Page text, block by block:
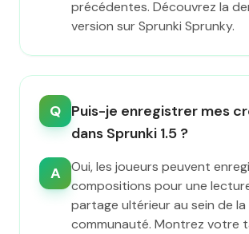
précédentes. Découvrez la
version sur Sprunki Sprunky.
Q Puis-je enregistrer mes
dans Sprunki 1.5 ?
A
Oui, les joueurs peuvent
compositions pour une
partage ultérieur au sein de la
communauté. Montrez votre